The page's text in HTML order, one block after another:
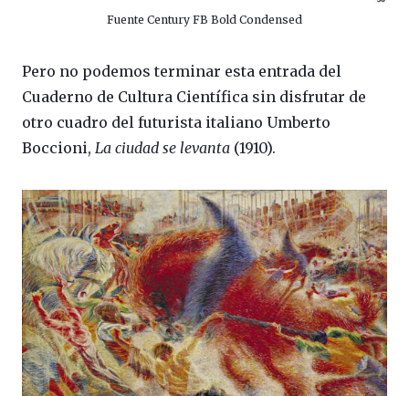
Fuente Century FB Bold Condensed
Pero no podemos terminar esta entrada del
Cuaderno de Cultura Científica sin disfrutar de
otro cuadro del futurista italiano Umberto
Boccioni, La ciudad se levanta (1910).